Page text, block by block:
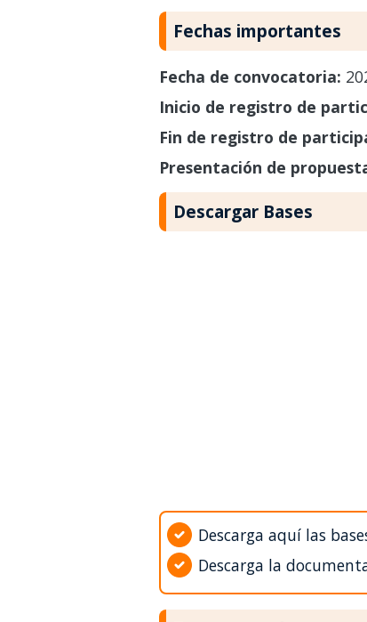
Fechas importantes
Fecha de convocatoria:
Inicio de registro de
Fin de registro de
Presentación de
Descargar Bases
Descarga aquí las
Descarga la